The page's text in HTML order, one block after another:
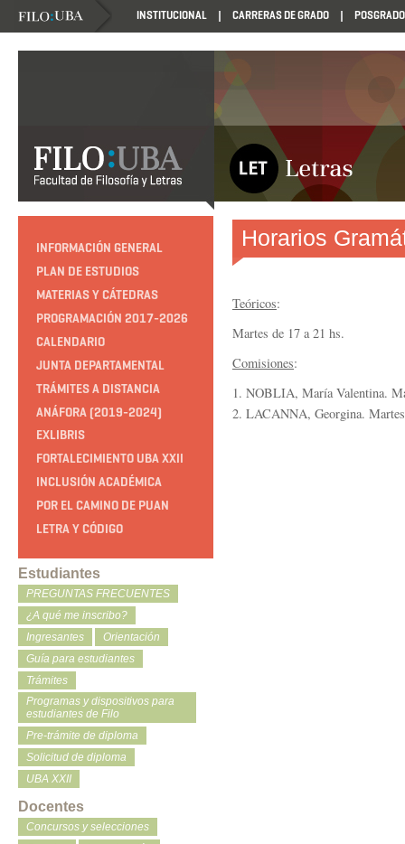
INSTITUCIONAL CARRERAS DE GRADO POSGRADO
INFORMACIÓN GENERAL
PLAN DE ESTUDIOS
MATERIAS Y CÁTEDRAS
PROGRAMACIÓN 2017-2026
CALENDARIO
JUNTA DEPARTAMENTAL
TRÁMITES A DISTANCIA
ANÁFORA (2019-2024)
EXLIBRIS
FORTALECIMIENTO UBA XXII
INCLUSIÓN ACADÉMICA
POR EL CAMINO DE PUAN
LETRA Y CÓDIGO
Estudiantes
PREGUNTAS FRECUENTES
¿A qué me inscribo?
Ingresantes
Orientación
Guía para estudiantes
Trámites
Programas y dispositivos para
estudiantes de Filo
Pre-trámite de diploma
Solicitud de diploma
UBA XXII
Docentes
Concursos y selecciones
Horarios
Teóricos:
Martes de 17 a 21 hs.
Comisiones:
1. NOBLIA, María Valentina.
2. LACANNA, Georgina.